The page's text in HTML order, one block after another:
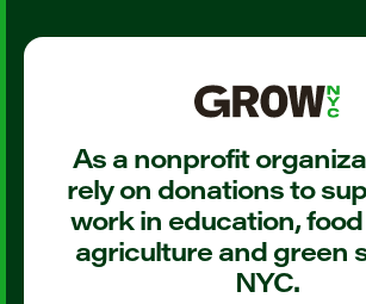
As a nonprofit
rely on donations to
work in education,
agriculture and green
NYC.